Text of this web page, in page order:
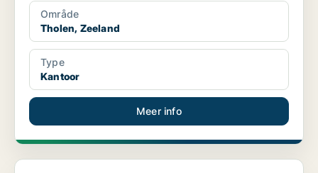
Område
Tholen, Zeeland
Type
Kantoor
Meer info
Commercial space in Schouwen-Duiveland, Zeeland